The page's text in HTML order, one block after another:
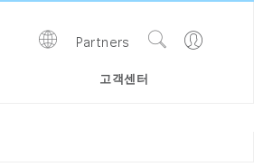
고객센터
Go
Site
Partners
Show